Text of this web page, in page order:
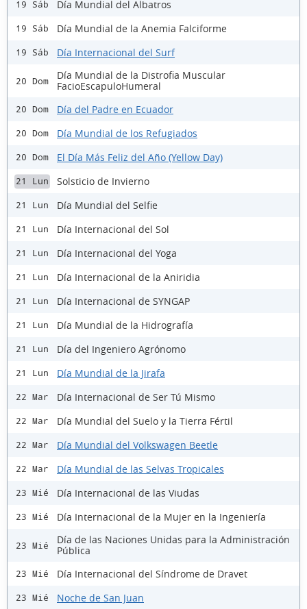
19 Sáb Día Mundial del Albatros
19 Sáb Día Mundial de la Anemia Falciforme
19 Sáb Día Internacional del Surf
20 Dom
Día Mundial de la Distrofia Muscular
FacioEscapuloHumeral
20 Dom Día del Padre en Ecuador
20 Dom Día Mundial de los Refugiados
20 Dom El Día Más Feliz del Año (Yellow Day)
21 Lun Solsticio de Invierno
21 Lun Día Mundial del Selfie
21 Lun Día Internacional del Sol
21 Lun Día Internacional del Yoga
21 Lun Día Internacional de la Aniridia
21 Lun Día Internacional de SYNGAP
21 Lun Día Mundial de la Hidrografía
21 Lun Día del Ingeniero Agrónomo
21 Lun Día Mundial de la Jirafa
22 Mar Día Internacional de Ser Tú Mismo
22 Mar Día Mundial del Suelo y la Tierra Fértil
22 Mar Día Mundial del Volkswagen Beetle
22 Mar Día Mundial de las Selvas Tropicales
23 Mié Día Internacional de las Viudas
23 Mié Día Internacional de la Mujer en la Ingeniería
23 Mié
Día de las Naciones Unidas para la Administración
Pública
23 Mié Día Internacional del Síndrome de Dravet
23 Mié Noche de San Juan